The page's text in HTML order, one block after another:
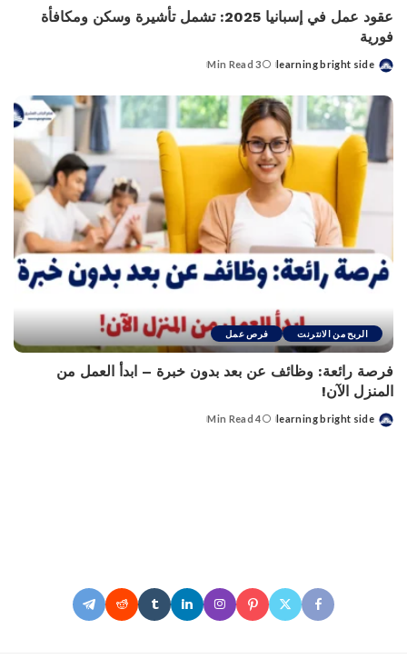
عقود عمل في إسبانيا 2025: تشمل تأشيرة وسكن ومكافأة
فورية
Posted
learning bright side
3 Min Read
الربح من الانترنت فرص عمل
فرصة رائعة: وظائف عن بعد بدون خبرة – ابدأ العمل من
المنزل الآن!
Posted
learning bright side
4 Min Read